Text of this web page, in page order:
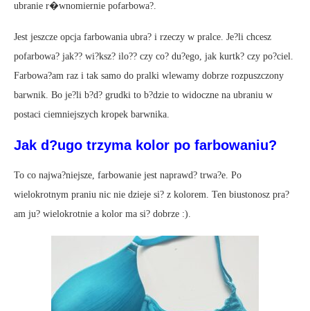
ubranie r�wnomiernie pofarbowa?.
Jest jeszcze opcja farbowania ubra? i rzeczy w pralce. Je?li chcesz
pofarbowa? jak?? wi?ksz? ilo?? czy co? du?ego, jak kurtk? czy po?ciel.
Farbowa?am raz i tak samo do pralki wlewamy dobrze rozpuszczony
barwnik. Bo je?li b?d? grudki to b?dzie to widoczne na ubraniu w
postaci ciemniejszych kropek barwnika.
Jak d?ugo trzyma kolor po farbowaniu?
To co najwa?niejsze, farbowanie jest naprawd? trwa?e. Po
wielokrotnym praniu nic nie dzieje si? z kolorem. Ten biustonosz pra?
am ju? wielokrotnie a kolor ma si? dobrze :).